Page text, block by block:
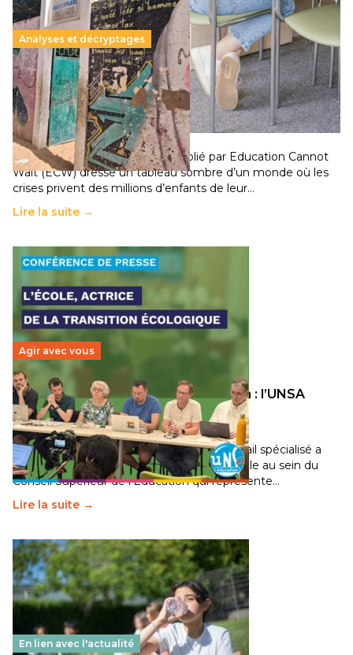
Analyses et décryptages
258 millions d’enfants victimes de la guerre, des
chocs climatiques et des déplacements de
population
11 juillet 2026- National
Un nouveau rapport mondial publié par Education Cannot
Wait (ECW) dresse un tableau sombre d’un monde où les
crises privent des millions d’enfants de leur…
Lire la suite →
Agir avec vous
Transition écologique de l’éducation : l’UNSA
Éducation fait bouger les lignes
30 juin 2026-National
Pendant plusieurs mois, un groupe de travail spécialisé a
travaillé sur la transition écologique de l’Ecole au sein du
Conseil Supérieur de l’Éducation qui représente…
Lire la suite →
En lien avec l'actualité